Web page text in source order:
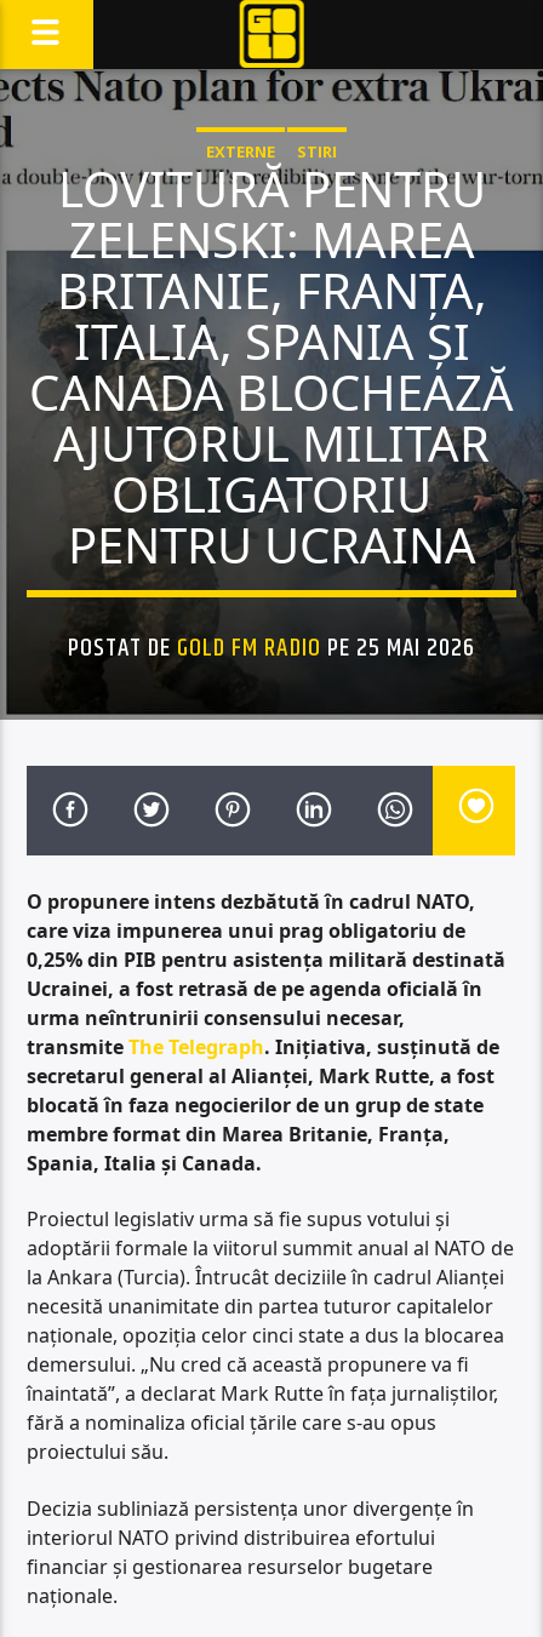
EXTERNE STIRI
LOVITURĂ PENTRU
ZELENSKI: MAREA
BRITANIE, FRANȚA,
ITALIA, SPANIA ȘI
CANADA BLOCHEAZĂ
AJUTORUL MILITAR
OBLIGATORIU
PENTRU UCRAINA
POSTAT DE GOLD FM RADIO PE 25 MAI 2026
O propunere intens dezbătută în cadrul NATO,
care viza impunerea unui prag obligatoriu de
0,25% din PIB pentru asistența militară destinată
Ucrainei, a fost retrasă de pe agenda oficială în
urma neîntrunirii consensului necesar,
transmiteThe Telegraph. Inițiativa, susținută de
secretarul general al Alianței, Mark Rutte, a fost
blocată în faza negocierilor de un grup de state
membre format din Marea Britanie, Franța,
Spania, Italia și Canada.
Proiectul legislativ urma să fie supus votului și
adoptării formale la viitorul summit anual al NATO de
la Ankara (Turcia). Întrucât deciziile în cadrul Alianței
necesită unanimitate din partea tuturor capitalelor
naționale, opoziția celor cinci state a dus la blocarea
demersului. „Nu cred că această propunere va fi
înaintată”, a declarat Mark Rutte în fața jurnaliștilor,
fără a nominaliza oficial țările care s-au opus
proiectului său.
Decizia subliniază persistența unor divergențe în
interiorul NATO privind distribuirea efortului
financiar și gestionarea resurselor bugetare
naționale.